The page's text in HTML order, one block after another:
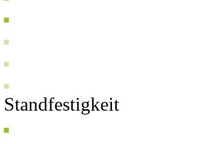
Standfestigkeit